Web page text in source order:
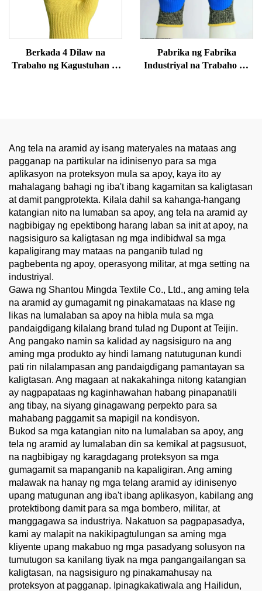
Berkada 4 Dilaw na
Trabaho ng Kagustuhan sa
Pabrika ng Fabrika
Industriyal na Trabaho na
Ang tela na aramid ay isang materyales na mataas ang
pagganap na partikular na idinisenyo para sa mga
aplikasyon na proteksyon mula sa apoy, kaya ito ay
mahalagang bahagi ng iba't ibang kagamitan sa kaligtasan
at damit pangprotekta. Kilala dahil sa kahanga-hangang
katangian nito na lumaban sa apoy, ang tela na aramid ay
nagbibigay ng epektibong harang laban sa init at apoy, na
nagsisiguro sa kaligtasan ng mga indibidwal sa mga
kapaligirang may mataas na panganib tulad ng
pagbebenta ng apoy, operasyong militar, at mga setting na
industriyal.
Gawa ng Shantou Mingda Textile Co., Ltd., ang aming tela
na aramid ay gumagamit ng pinakamataas na klase ng
likas na lumalaban sa apoy na hibla mula sa mga
pandaigdigang kilalang brand tulad ng Dupont at Teijin.
Ang pangako namin sa kalidad ay nagsisiguro na ang
aming mga produkto ay hindi lamang natutugunan kundi
pati rin nilalampasan ang pandaigdigang pamantayan sa
kaligtasan. Ang magaan at nakakahinga nitong katangian
ay nagpapataas ng kaginhawahan habang pinapanatili
ang tibay, na siyang ginagawang perpekto para sa
mahabang paggamit sa mapigil na kondisyon.
Bukod sa mga katangian nito na lumalaban sa apoy, ang
tela ng aramid ay lumalaban din sa kemikal at pagsusuot,
na nagbibigay ng karagdagang proteksyon sa mga
gumagamit sa mapanganib na kapaligiran. Ang aming
malawak na hanay ng mga telang aramid ay idinisenyo
upang matugunan ang iba't ibang aplikasyon, kabilang ang
protektibong damit para sa mga bombero, militar, at
manggagawa sa industriya. Nakatuon sa pagpapasadya,
kami ay malapit na nakikipagtulungan sa aming mga
kliyente upang makabuo ng mga pasadyang solusyon na
tumutugon sa kanilang tiyak na mga pangangailangan sa
kaligtasan, na nagsisiguro ng pinakamahusay na
proteksyon at pagganap. Ipinagkakatiwala ang Hailidun,